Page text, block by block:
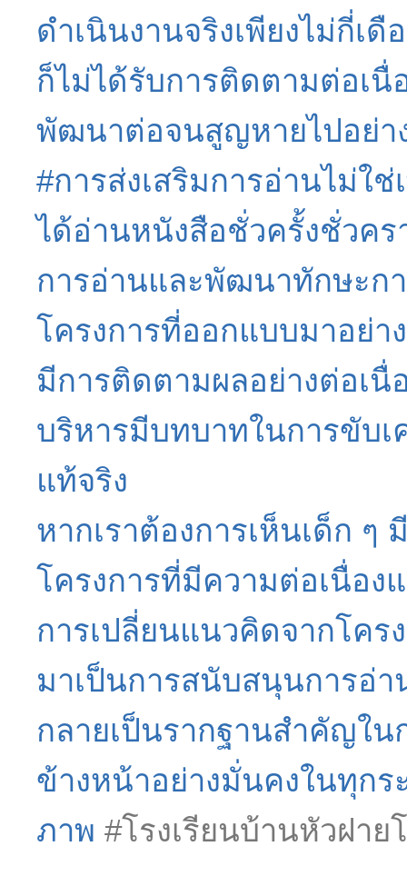
ดำเนินงานจริงเพียงไม่กี่เ
ก็ไม่ได้รับการติดตามต่อเ
พัฒนาต่อจนสูญหายไปอย่า
#การส่งเสริมการอ่านไม่ใ
ได้อ่านหนังสือชั่วครั้งชั่วคร
การอ่านและพัฒนาทักษะก
โครงการที่ออกแบบมาอย่า
มีการติดตามผลอย่างต่อเ
บริหารมีบทบาทในการขับเ
แท้จริง
หากเราต้องการเห็นเด็ก
โครงการที่มีความต่อเนื่อง
การเปลี่ยนแนวคิดจากโคร
มาเป็นการสนับสนุนการอ่า
กลายเป็นรากฐานสำคัญใน
ข้างหน้าอย่างมั่นคงในทุกร
ภาพ #โรงเรียนบ้านหัวฝา